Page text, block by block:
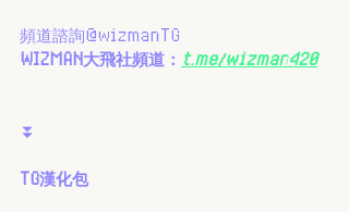
頻道諮詢@wizmanTG
WIZMAN大飛社頻道： t.me/wizman420
⏬
TG漢化包